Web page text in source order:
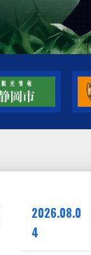
2026.08.0
4